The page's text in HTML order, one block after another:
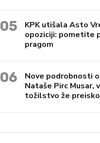
05
KPK utišala Asto
opoziciji: pometite
pragom
06
Nove podrobnosti
Nataše Pirc Musar,
tožilstvo že